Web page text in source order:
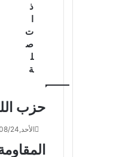
ذ
ا
ت
ص
ل
ة
حزب
الأحد,2025/08/24 7:23 صباحًا